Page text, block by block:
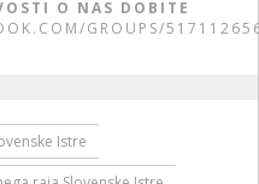
O NAS DOBITE
GROUPS/
Istre